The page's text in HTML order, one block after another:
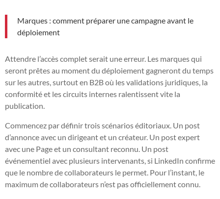
Marques : comment préparer une campagne avant le
déploiement
Attendre l’accès complet serait une erreur. Les marques qui
seront prêtes au moment du déploiement gagneront du temps
sur les autres, surtout en B2B où les validations juridiques, la
conformité et les circuits internes ralentissent vite la
publication.
Commencez par définir trois scénarios éditoriaux. Un post
d’annonce avec un dirigeant et un créateur. Un post expert
avec une Page et un consultant reconnu. Un post
événementiel avec plusieurs intervenants, si LinkedIn confirme
que le nombre de collaborateurs le permet. Pour l’instant, le
maximum de collaborateurs n’est pas officiellement connu.